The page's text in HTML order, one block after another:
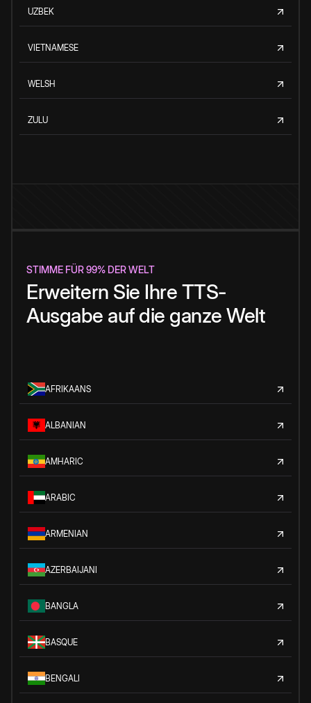
UZBEK
VIETNAMESE
WELSH
ZULU
STIMME FÜR 99% DER WELT
Erweitern Sie Ihre TTS-
Ausgabe auf die ganze Welt
AFRIKAANS
ALBANIAN
AMHARIC
ARABIC
ARMENIAN
AZERBAIJANI
BANGLA
BASQUE
BENGALI